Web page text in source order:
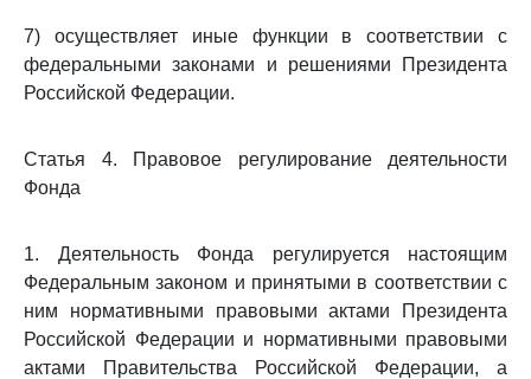
7) осуществляет иные функции в соответствии с
федеральными законами и решениями Президента
Российской Федерации.
Статья 4. Правовое регулирование деятельности
Фонда
1. Деятельность Фонда регулируется настоящим
Федеральным законом и принятыми в соответствии с
ним нормативными правовыми актами Президента
Российской Федерации и нормативными правовыми
актами Правительства Российской Федерации, а